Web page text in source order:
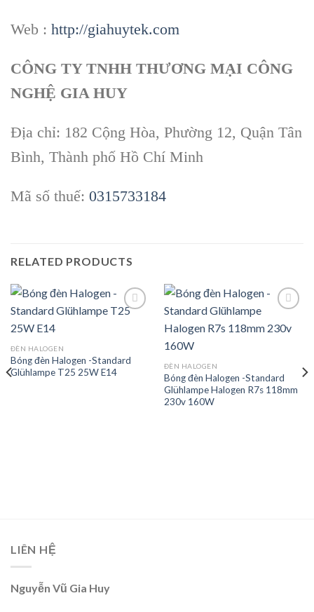
Web : http://giahuytek.com
CÔNG TY TNHH THƯƠNG MẠI CÔNG
NGHỆ GIA HUY
Địa chỉ: 182 Cộng Hòa, Phường 12, Quận Tân
Bình, Thành phố Hồ Chí Minh
Mã số thuế: 0315733184
RELATED PRODUCTS
ĐÈN HALOGEN
Bóng đèn Halogen -Standard
Glühlampe T25 25W E14
ĐÈN HALOGEN
Bóng đèn Halogen -Standard
Glühlampe Halogen R7s 118mm
230v 160W
LIÊN HỆ
Nguyễn Vũ Gia Huy